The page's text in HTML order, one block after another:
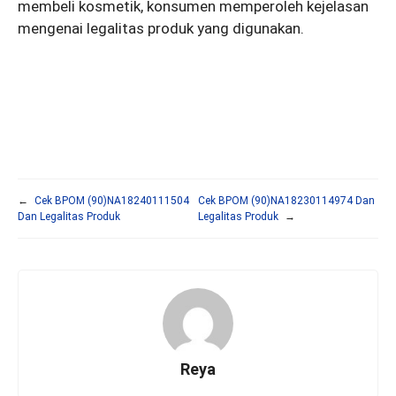
membeli kosmetik, konsumen memperoleh kejelasan
mengenai legalitas produk yang digunakan.
←
Cek BPOM (90)NA18240111504
Dan Legalitas Produk
Cek BPOM (90)NA18230114974 Dan
Legalitas Produk
→
Reya